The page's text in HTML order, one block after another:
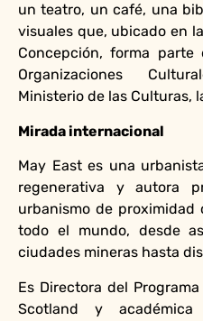
un teatro, un café, una
visuales que, ubicado en
Concepción, forma
Organizaciones
Ministerio de las Culturas,
Mirada internacional
May East es una
regenerativa y autora
urbanismo de
todo el mundo, desde
ciudades mineras hasta
Es Directora del
Scotland y